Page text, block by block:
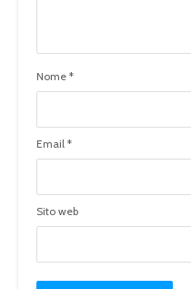
Nome *
Email *
Sito web